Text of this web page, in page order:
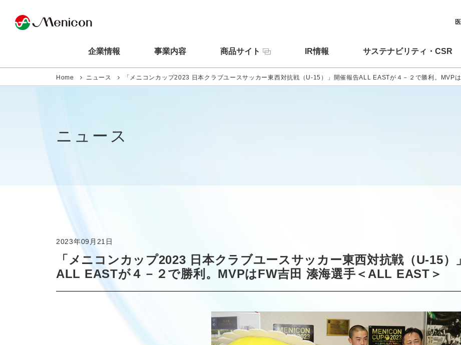
企業情報 事業内容 商品サイト IR情報 サステナビリティ・CSR
Home ニュース 「メニコンカップ2023 日本クラブユースサッカー東西対抗戦（U-15）」開催報告ALL EASTが４－２で勝利。MVP
ニュース
2023年09月21日
「メニコンカップ2023 日本クラブユースサッカー東西対抗戦（U-15）
ALL EASTが４－２で勝利。MVPはFW吉田 湊海選手＜ALL EAST＞